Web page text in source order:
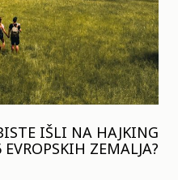
IŠLI NA HAJKING
EVROPSKIH ZEMALJA?